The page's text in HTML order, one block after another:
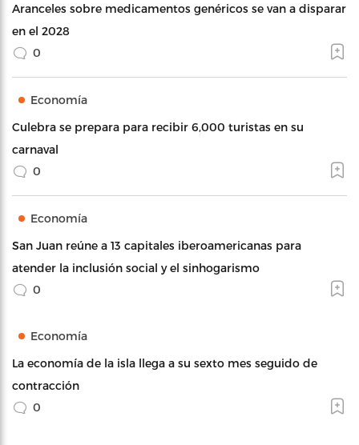
Aranceles sobre medicamentos genéricos se van a disparar
en el 2028
0
Economía
Culebra se prepara para recibir 6,000 turistas en su
carnaval
0
Economía
San Juan reúne a 13 capitales iberoamericanas para
atender la inclusión social y el sinhogarismo
0
Economía
La economía de la isla llega a su sexto mes seguido de
contracción
0